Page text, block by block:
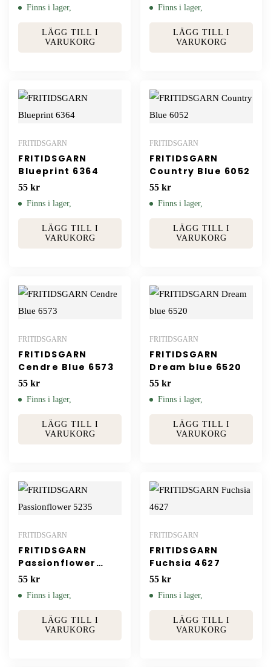
Finns i lager,
LÄGG TILL I
VARUKORG
Finns i lager,
LÄGG TILL I
VARUKORG
FRITIDSGARN
FRITIDSGARN
Blueprint 6364
55 kr
Finns i lager,
LÄGG TILL I
VARUKORG
FRITIDSGARN
FRITIDSGARN
Country Blue 6052
55 kr
Finns i lager,
LÄGG TILL I
VARUKORG
FRITIDSGARN
FRITIDSGARN
Cendre Blue 6573
55 kr
Finns i lager,
LÄGG TILL I
VARUKORG
FRITIDSGARN
FRITIDSGARN
Dream blue 6520
55 kr
Finns i lager,
LÄGG TILL I
VARUKORG
FRITIDSGARN
FRITIDSGARN
Passionflower
5235
55 kr
Finns i lager,
LÄGG TILL I
VARUKORG
FRITIDSGARN
FRITIDSGARN
Fuchsia 4627
55 kr
Finns i lager,
LÄGG TILL I
VARUKORG